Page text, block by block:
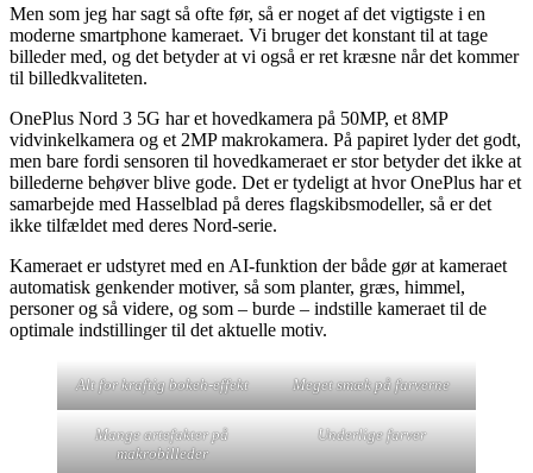
Men som jeg har sagt så ofte før, så er noget af det vigtigste i en
moderne smartphone kameraet. Vi bruger det konstant til at tage
billeder med, og det betyder at vi også er ret kræsne når det kommer
til billedkvaliteten.
OnePlus Nord 3 5G har et hovedkamera på 50MP, et 8MP
vidvinkelkamera og et 2MP makrokamera. På papiret lyder det godt,
men bare fordi sensoren til hovedkameraet er stor betyder det ikke at
billederne behøver blive gode. Det er tydeligt at hvor OnePlus har et
samarbejde med Hasselblad på deres flagskibsmodeller, så er det
ikke tilfældet med deres Nord-serie.
Kameraet er udstyret med en AI-funktion der både gør at kameraet
automatisk genkender motiver, så som planter, græs, himmel,
personer og så videre, og som – burde – indstille kameraet til de
optimale indstillinger til det aktuelle motiv.
Alt for kraftig bokeh-effekt Meget smæk på farverne
Mange artefakter på
makrobilleder
Underlige farver